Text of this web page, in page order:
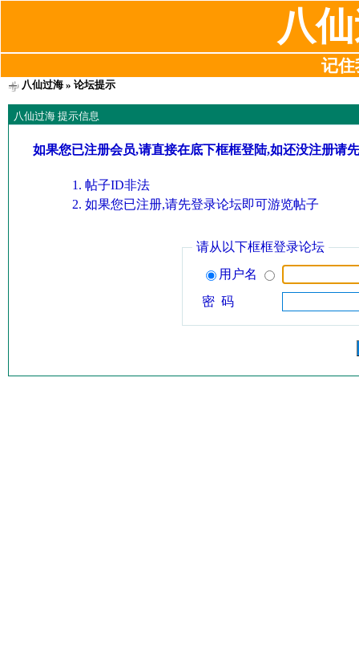
八
记住
八仙过海» 论坛提示
八仙过海 提示信息
如果您已注册会员,请直接在底下框框登陆,如还没注册请
帖子ID非法
如果您已注册,请先登录论坛即可游览帖子
请从以下框框登录论坛
用户名
密 码